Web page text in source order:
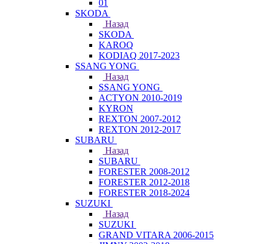
01
SKODA
Назад
SKODA
KAROQ
KODIAQ 2017-2023
SSANG YONG
Назад
SSANG YONG
ACTYON 2010-2019
KYRON
REXTON 2007-2012
REXTON 2012-2017
SUBARU
Назад
SUBARU
FORESTER 2008-2012
FORESTER 2012-2018
FORESTER 2018-2024
SUZUKI
Назад
SUZUKI
GRAND VITARA 2006-2015